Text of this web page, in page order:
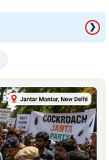
❯